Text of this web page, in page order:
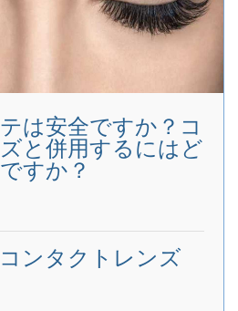
は安全ですか？コ
と併用するにはど
すか？
ンタクトレンズ